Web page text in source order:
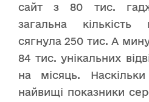
сайт з 80 тис.
загальна кількість
сягнула 250 тис. А
84 тис. унікальних
на місяць.
найвищі показники